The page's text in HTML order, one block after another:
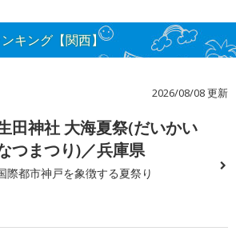
キング【関西】
2026/08/08 更新
田神社 大海夏祭(だいかい
つまつり)／兵庫県
際都市神戸を象徴する夏祭り